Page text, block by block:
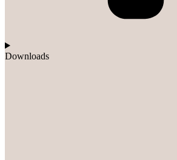
Downloads